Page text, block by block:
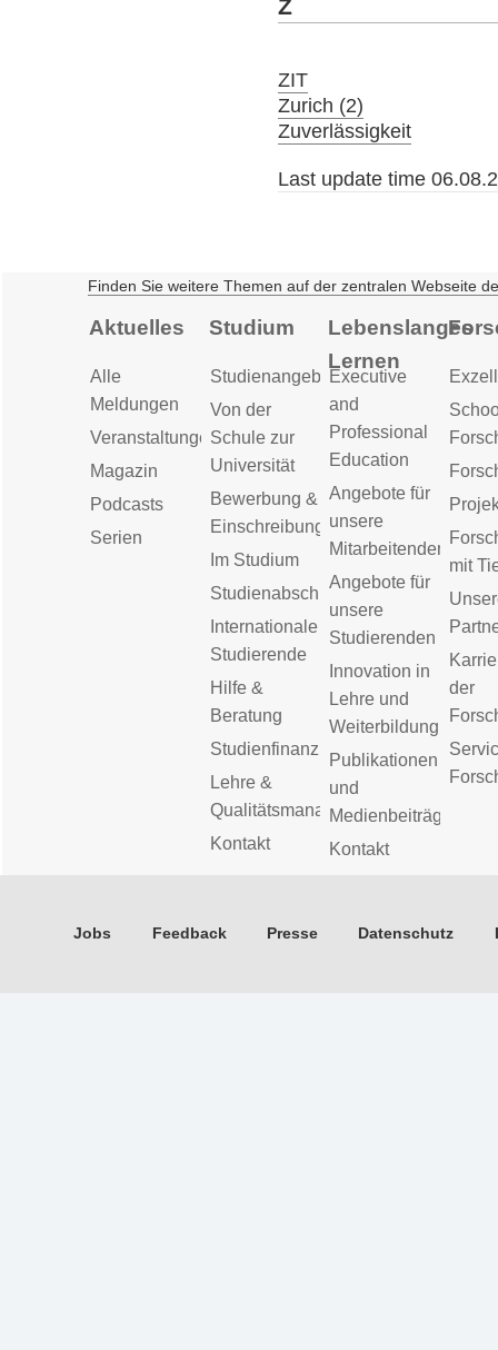
Z
ZIT
Zurich (2)
Zuverlässigkeit
Last update time
Finden Sie weitere Themen auf der zentralen Webseite
Aktuelles
Alle
Meldungen
Veranstaltungen
Magazin
Podcasts
Serien
Studium
Studienangebot
Von der
Schule zur
Universität
Bewerbung &
Einschreibung
Im Studium
Studienabschluss
Internationale
Studierende
Hilfe &
Beratung
Studienfinanzierung
Lehre &
Qualitätsmanagement
Kontakt
Lebenslanges
Lernen
Executive
and
Professional
Education
Angebote für
unsere
Mitarbeitenden
Angebote für
unsere
Studierenden
Innovation in
Lehre und
Weiterbildung
Publikationen
und
Medienbeiträge
Kontakt
mit
der
Jobs Feedback Presse Datenschutz